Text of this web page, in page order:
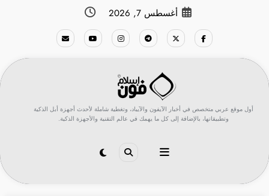
أغسطس 7, 2026
أول موقع عربي متخصص في أخبار الآيفون والآيباد، وتغطية شاملة لأحدث أجهزة أبل الذكية
وتطبيقاتها، بالإضافة إلى كل ما يهمك في عالم التقنية والأجهزة الذكية.